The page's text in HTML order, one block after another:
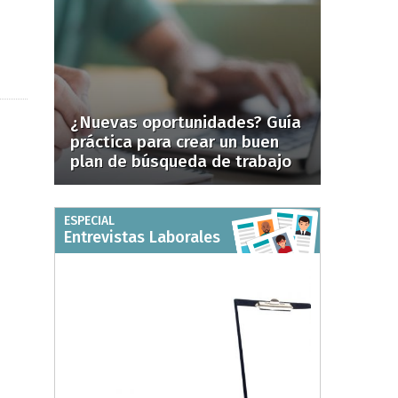
¿Nuevas oportunidades? Guía
práctica para crear un buen
plan de búsqueda de trabajo
ESPECIAL
Entrevistas Laborales